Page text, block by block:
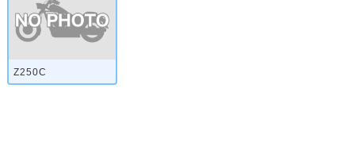
Z250C